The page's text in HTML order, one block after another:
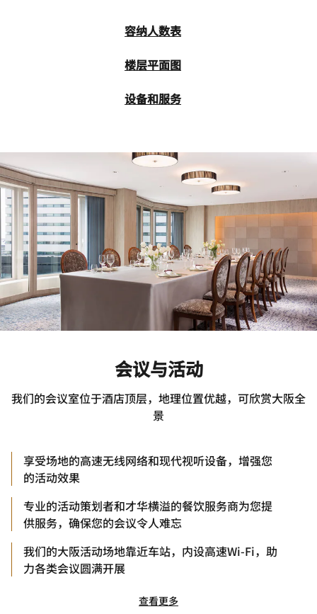
容纳人数表
楼层平面图
设备和服务
会议与活动
我们的会议室位于酒店顶层，地理位置优越，可欣赏大阪全
景
享受场地的高速无线网络和现代视听设备，增强您
的活动效果
专业的活动策划者和才华横溢的餐饮服务商为您提
供服务，确保您的会议令人难忘
我们的大阪活动场地靠近车站，内设高速Wi-Fi，助
力各类会议圆满开展
查看更多